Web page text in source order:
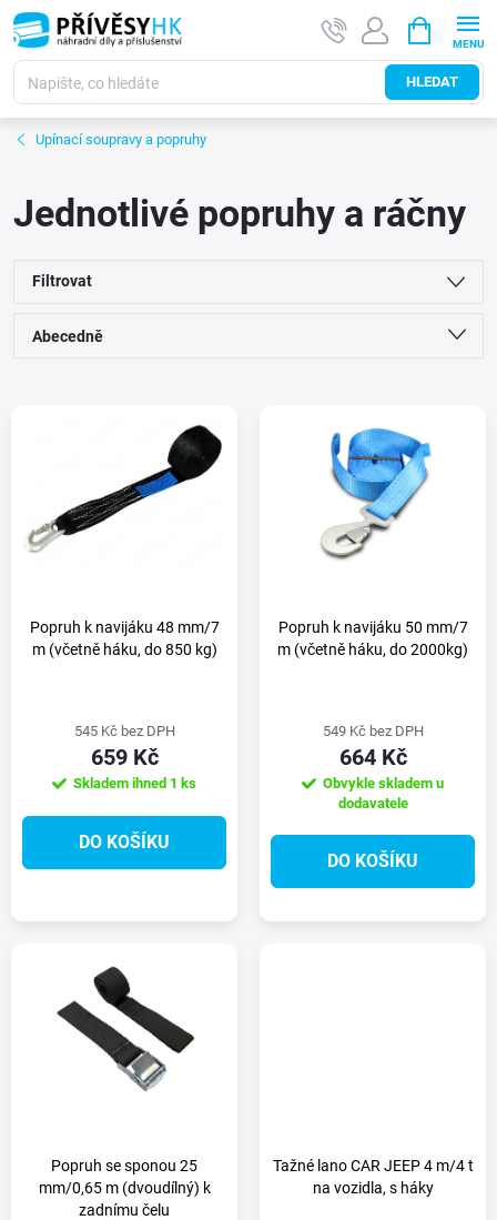
Přejít
na
obsah
HLEDAT
NÁKUPNÍ
KOŠÍK
Upínací soupravy a popruhy
Jednotlivé popruhy a ráčny
Filtrovat
Ř
n
p
d
Abecedně
p
s
o
d
u
Popruh k navijáku 48 mm/7
m (včetně háku, do 850 kg)
545 Kč bez DPH
659 Kč
Skladem ihned 1 ks
DO KOŠÍKU
Popruh k navijáku 50 mm/7
m (včetně háku, do 2000kg)
549 Kč bez DPH
664 Kč
Obvykle skladem u
dodavatele
DO KOŠÍKU
Popruh se sponou 25
mm/0,65 m (dvoudílný) k
zadnímu čelu
Tažné lano CAR JEEP 4 m/4 t
na vozidla, s háky